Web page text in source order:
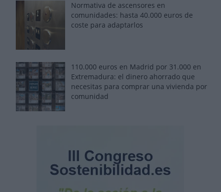
Normativa de ascensores en
comunidades: hasta 40.000 euros de
coste para adaptarlos
110.000 euros en Madrid por 31.000 en
Extremadura: el dinero ahorrado que
necesitas para comprar una vivienda por
comunidad